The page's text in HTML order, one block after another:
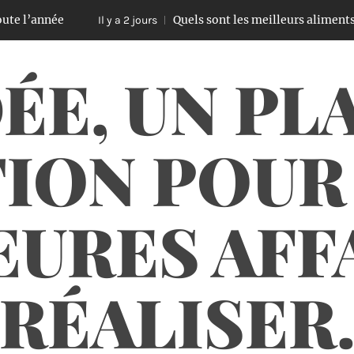
Il y a 2 jours Quels sont les meilleurs aliments à
UN
RÉALISER.